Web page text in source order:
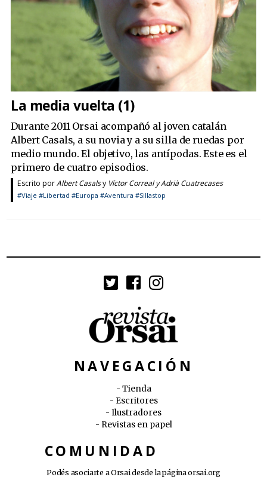
La media vuelta (1)
Durante 2011 Orsai acompañó al joven catalán
Albert Casals, a su novia y a su silla de ruedas por
medio mundo. El objetivo, las antípodas. Este es el
primero de cuatro episodios.
Escrito porAlbert Casalsy Víctor Correal y Adrià Cuatrecases
#Viaje #Libertad #Europa #Aventura #Sillastop
NAVEGACIÓN
Tienda
Escritores
Ilustradores
Revistas en papel
COMUNIDAD
Podés asociarte a Orsai desde la páginaorsai.org